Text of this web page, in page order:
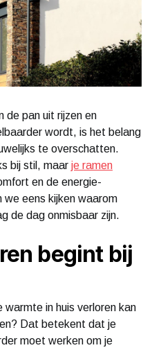
de pan uit rijzen en
wordt, is het belang
te overschatten.
bij stil, maar je ramen
en de energie-
we eens kijken waarom
de dag onmisbaar zijn.
begint bij
in huis verloren kan
Dat betekent dat je
moet werken om je